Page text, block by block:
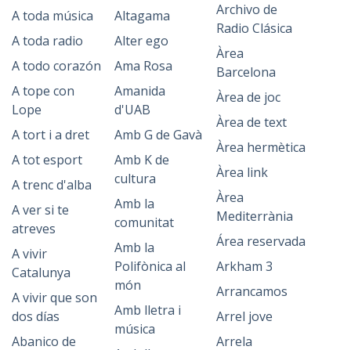
A toda música
A toda radio
A todo corazón
A tope con
Lope
A tort i a dret
A tot esport
A trenc d'alba
A ver si te
atreves
A vivir
Catalunya
A vivir que son
dos días
Abanico de
Altagama
Alter ego
Ama Rosa
Amanida
d'UAB
Amb G de Gavà
Amb K de
cultura
Amb la
comunitat
Amb la
Polifònica al
món
Amb lletra i
música
Archivo de
Radio Clásica
Àrea
Barcelona
Àrea de joc
Àrea de text
Àrea hermètica
Àrea link
Àrea
Mediterrània
Área reservada
Arkham 3
Arrancamos
Arrel jove
Arrela